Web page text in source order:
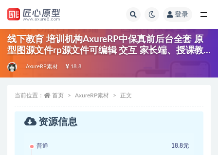
登录
线下教育 培训机构AxureRP中保真前后台全套 原
型图源文件rp源文件可编辑 交互 家长端、授课教
师端、业务教师端、PC端管理后台
AxureRP素材 18.8
当前位置： 首页 AxureRP素材 正文
资源信息
普通 18.8元